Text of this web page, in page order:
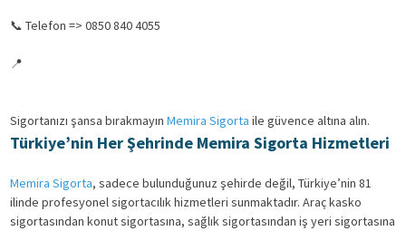
📞 Telefon => 0850 840 4055
📍
Sigortanızı şansa bırakmayın Memira Sigorta ile güvence altına alın.
Türkiye’nin Her Şehrinde Memira Sigorta Hizmetleri
Memira Sigorta, sadece bulunduğunuz şehirde değil, Türkiye’nin 81
ilinde profesyonel sigortacılık hizmetleri sunmaktadır. Araç kasko
sigortasından konut sigortasına, sağlık sigortasından iş yeri sigortasına